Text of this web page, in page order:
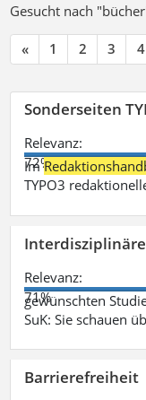
Gesucht nach
« 1 2 3 4
Sonderseiten
Relevanz:
72%
Im
TYPO3
Relevanz:
71%
gewünschten
SuK: Sie schauen
Barrierefreiheit